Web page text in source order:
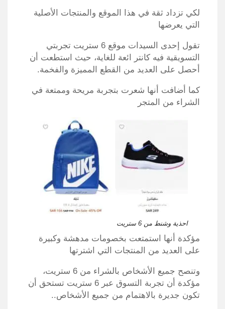
لكي تزداد ثقة في هذا الموقع والمنتجات الأصلية
التي يعرضها
تقول إحدى السيدات موقع 6 ستريت تجربتي
التسويقية فيه كانتر ائعة للغاية، حيث استطعت أن
أحصل على العديد من القطع المميزة والفخمة.
كما أضافت أنها شعرت بتجربة مريحة وممتعة في
الشراء من المتجر
احذية وشنط من 6 ستريت
مؤكدة أنها استمتعت بخصومات مدهشة وكبيرة
على العديد من المنتجات التي اشترتها
وتنصح جميع الأشخاص بالشراء من 6 ستريت،
مؤكدة أن تجربة التسوق عبر 6 ستريت تستحق أن
تكون جديرة بالاهتمام من جميع الأشخاص..